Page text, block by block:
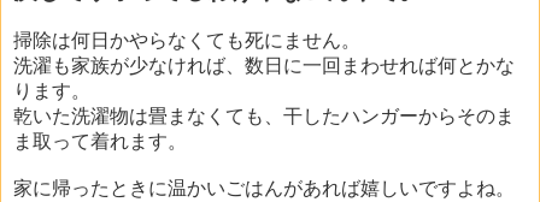
掃除は何日かやらなくても死にません。
洗濯も家族が少なければ、数日に一回まわせれば何とかな
ります。
乾いた洗濯物は畳まなくても、干したハンガーからそのま
ま取って着れます。
家に帰ったときに温かいごはんがあれば嬉しいですよね。